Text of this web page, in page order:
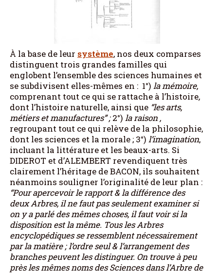
À la base de leur système, nos deux comparses
distinguent trois grandes familles qui
englobent l’ensemble des sciences humaines et
se subdivisent elles-mêmes en : 1°) la mémoire,
comprenant tout ce qui se rattache à l’histoire,
dont l’histoire naturelle, ainsi que “les arts,
métiers et manufactures” ;2°) la raison ,
regroupant tout ce qui relève de la philosophie,
dont les sciences et la morale ; 3°) l’imagination,
incluant la littérature et les beaux-arts. Si
DIDEROT et d’ALEMBERT revendiquent très
clairement l’héritage de BACON, ils souhaitent
néanmoins souligner l’originalité de leur plan :
“Pour apercevoir le rapport & la différence des
deux Arbres, il ne faut pas seulement examiner si
on y a parlé des mêmes choses, il faut voir si la
disposition est la même. Tous les Arbres
encyclopédiques se ressemblent nécessairement
par la matière ; l’ordre seul & l’arrangement des
branches peuvent les distinguer. On trouve à peu
près les mêmes noms des Sciences dans l’Arbre de